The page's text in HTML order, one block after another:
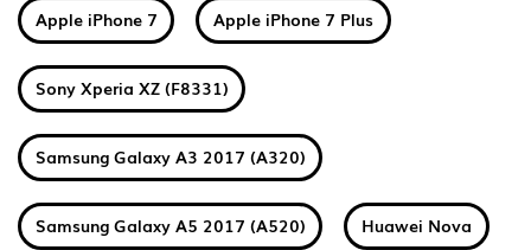
Apple iPhone 7 Apple iPhone 7 Plus
Sony Xperia XZ (F8331)
Samsung Galaxy A3 2017 (A320)
Samsung Galaxy A5 2017 (A520) Huawei Nova